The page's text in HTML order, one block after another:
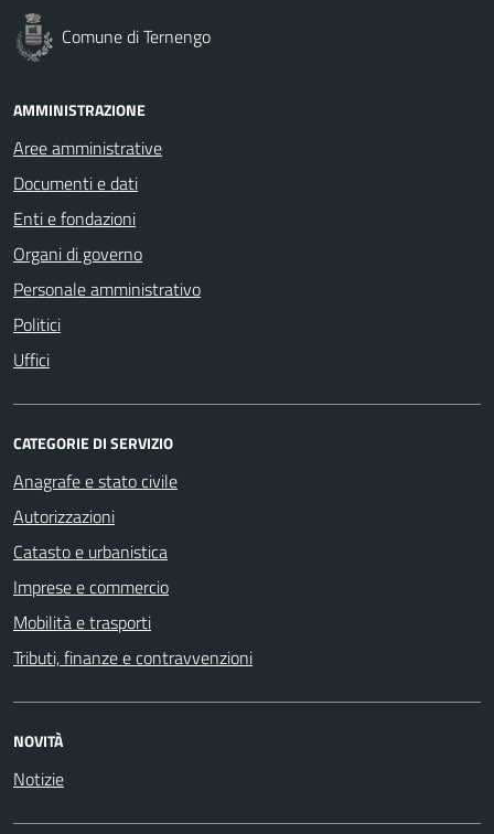
Comune di Ternengo
AMMINISTRAZIONE
Aree amministrative
Documenti e dati
Enti e fondazioni
Organi di governo
Personale amministrativo
Politici
Uffici
CATEGORIE DI SERVIZIO
Anagrafe e stato civile
Autorizzazioni
Catasto e urbanistica
Imprese e commercio
Mobilità e trasporti
Tributi, finanze e contravvenzioni
NOVITÀ
Notizie